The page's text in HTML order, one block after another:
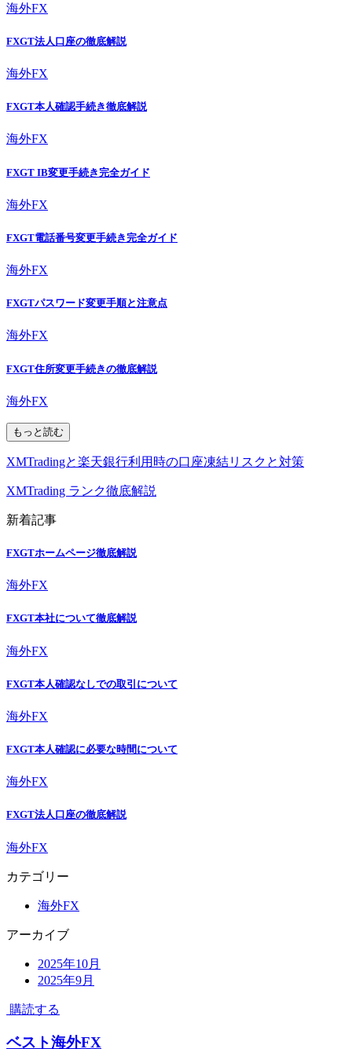
海外FX
FXGT法人口座の徹底解説
海外FX
FXGT本人確認手続き徹底解説
海外FX
FXGT IB変更手続き完全ガイド
海外FX
FXGT電話番号変更手続き完全ガイド
海外FX
FXGTパスワード変更手順と注意点
海外FX
FXGT住所変更手続きの徹底解説
海外FX
もっと読む
XMTradingと楽天銀行利用時の口座凍結リスクと対策
XMTrading ランク徹底解説
新着記事
FXGTホームページ徹底解説
海外FX
FXGT本社について徹底解説
海外FX
FXGT本人確認なしでの取引について
海外FX
FXGT本人確認に必要な時間について
海外FX
FXGT法人口座の徹底解説
海外FX
カテゴリー
海外FX
アーカイブ
2025年10月
2025年9月
購読する
ベスト海外FX